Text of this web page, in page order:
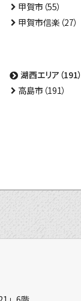
甲賀市（55）
甲賀市信楽（27）
湖西エリア（191）
高島市（191）